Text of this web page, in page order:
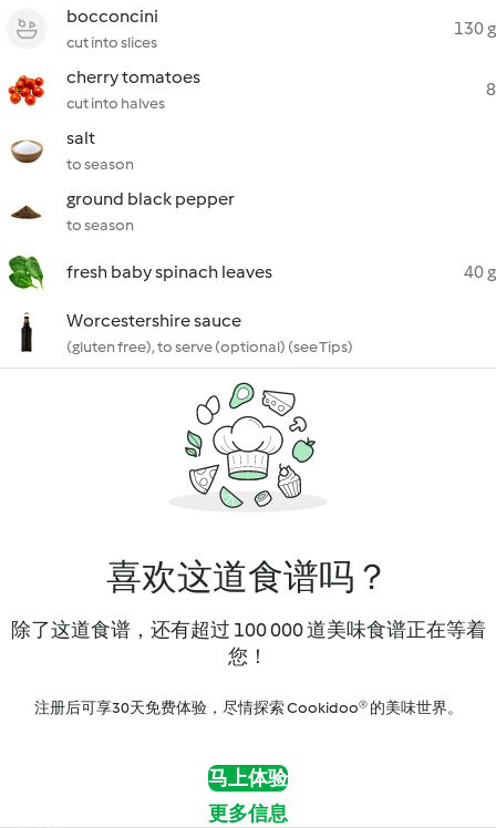
bocconcini
cut into slices
130 g
cherry tomatoes
cut into halves
8
salt
to season
ground black pepper
to season
fresh baby spinach leaves 40 g
Worcestershire sauce
(gluten free), to serve (optional) (see Tips)
喜欢这道食谱吗？
除了这道食谱，还有超过 100 000 道美味食谱正在等着
您！
注册后可享30天免费体验，尽情探索 Cookidoo® 的美味世界。
马上体验
更多信息